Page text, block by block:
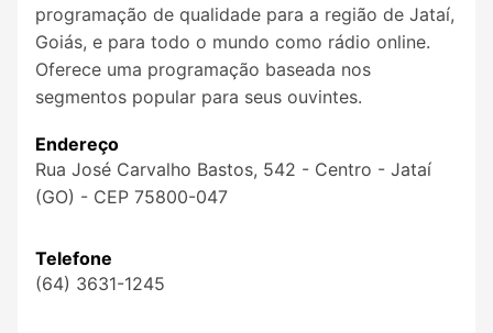
programação de qualidade para a região de Jataí,
Goiás, e para todo o mundo como rádio online.
Oferece uma programação baseada nos
segmentos popular para seus ouvintes.
Endereço
Rua José Carvalho Bastos, 542 - Centro - Jataí
(GO) - CEP 75800-047
Telefone
(64) 3631-1245